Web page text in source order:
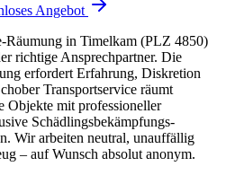
Angebot
Räumung in Timelkam (PLZ 4850)
richtige Ansprechpartner. Die
erfordert Erfahrung, Diskretion
Transportservice räumt
Objekte mit professioneller
Schädlingsbekämpfungs-
Wir arbeiten neutral, unauffällig
– auf Wunsch absolut anonym.